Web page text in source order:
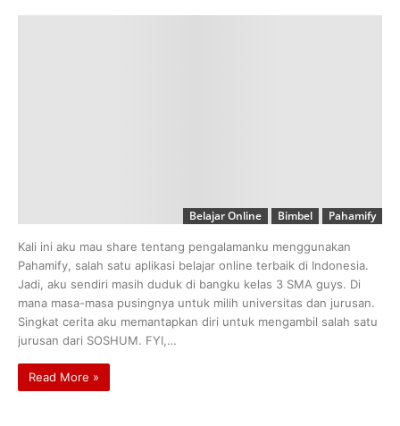
Belajar Online Bimbel Pahamify
Kali ini aku mau share tentang pengalamanku menggunakan
Pahamify, salah satu aplikasi belajar online terbaik di Indonesia.
Jadi, aku sendiri masih duduk di bangku kelas 3 SMA guys. Di
mana masa-masa pusingnya untuk milih universitas dan jurusan.
Singkat cerita aku memantapkan diri untuk mengambil salah satu
jurusan dari SOSHUM. FYI,…
Read More »